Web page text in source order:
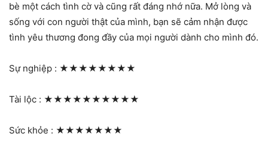
bè một cách tình cờ và cũng rất đáng nhớ nữa. Mở lòng và
sống với con người thật của mình, bạn sẽ cảm nhận được
tình yêu thương đong đầy của mọi người dành cho mình đó.
Sự nghiệp : ★★★★★★★★
Tài lộc : ★★★★★★★★★★
Sức khỏe : ★★★★★★★